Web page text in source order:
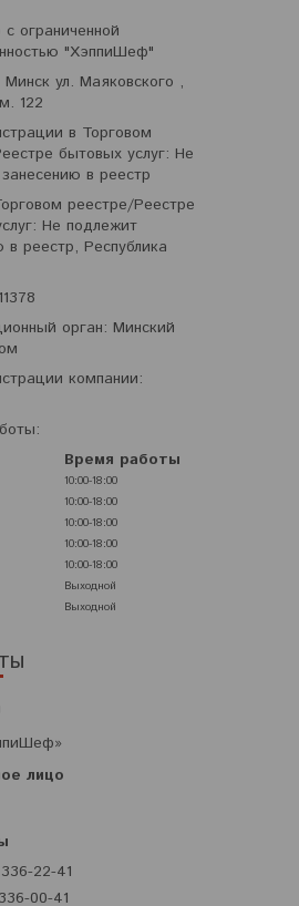
ограниченной
"ХэппиШеф"
ул. Маяковского ,
122
в Торговом
бытовых услуг: Не
в реестр
реестре/Реестре
Не подлежит
в реестр, Республика
орган: Минский
компании:
Время работы
10:00-18:00
10:00-18:00
10:00-18:00
10:00-18:00
10:00-18:00
Выходной
Выходной
22-41
00-41